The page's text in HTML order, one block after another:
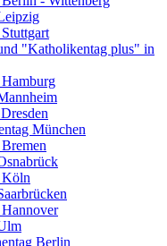
"Katholikentag plus" in
München
Köln
Berlin